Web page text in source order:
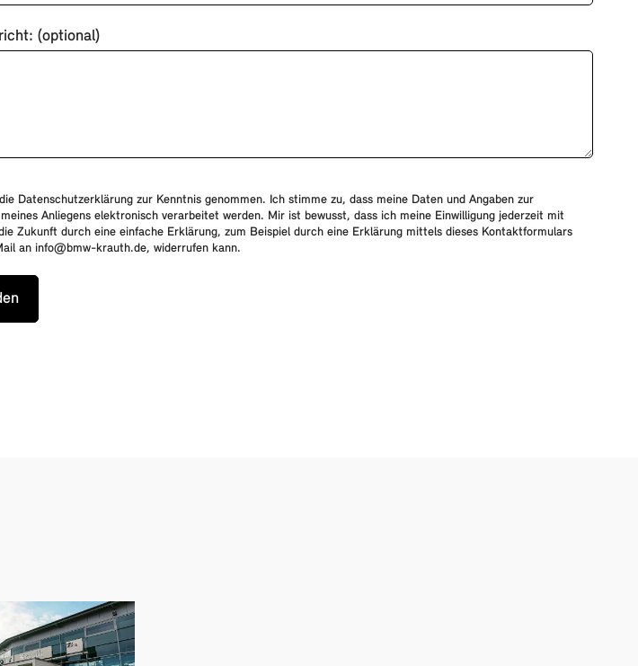
(optional)
Datenschutzerklärung zur Kenntnis genommen. Ich stimme zu, dass meine Daten und Angaben zur
Anliegens elektronisch verarbeitet werden. Mir ist bewusst, dass ich meine Einwilligung jederzeit mit
Zukunft durch eine einfache Erklärung, zum Beispiel durch eine Erklärung mittels dieses Kontaktformulars
an info@bmw-krauth.de, widerrufen kann.